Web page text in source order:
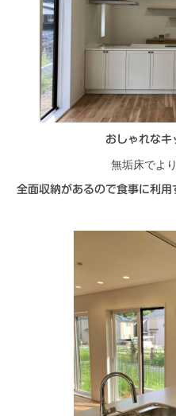
おしゃれなキ
無垢床でよ
全面収納があるので食事に利